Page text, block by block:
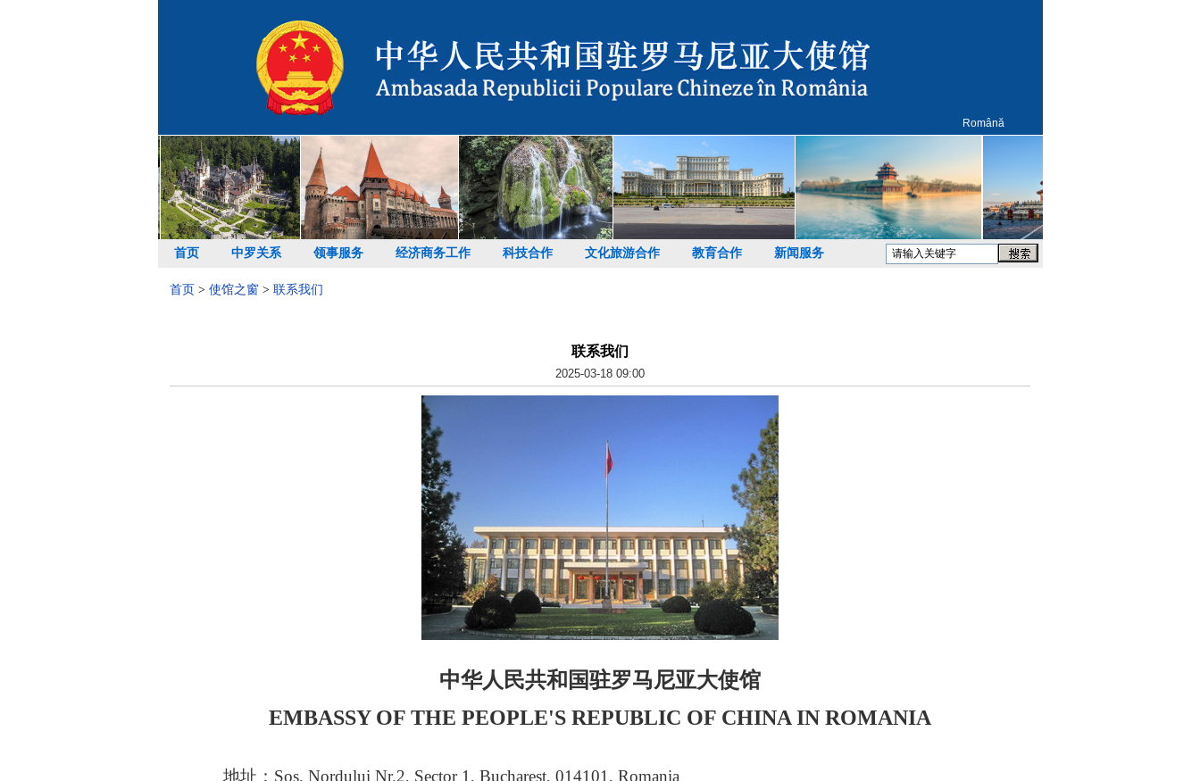
Română
首页 中罗关系 领事服务 经济商务工作 科技合作 文化旅游合作 教育合作 新闻服务
首页 > 使馆之窗 > 联系我们
联系我们
2025-03-18 09:00
中华人民共和国驻罗马尼亚大使馆
EMBASSY OF THE PEOPLE'S REPUBLIC OF CHINA IN ROMANIA
地址： Sos. Nordului Nr.2, Sector 1, Bucharest, 014101, Romania